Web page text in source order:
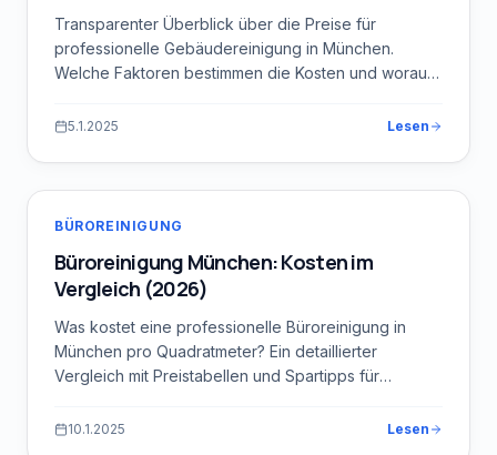
Transparenter Überblick über die Preise für
professionelle Gebäudereinigung in München.
Welche Faktoren bestimmen die Kosten und worauf
5.1.2025 Lesen
BÜROREINIGUNG
Büroreinigung München: Kosten im
Vergleich (2026)
Was kostet eine professionelle Büroreinigung in
München pro Quadratmeter? Ein detaillierter
Vergleich mit Preistabellen und Spartipps für
10.1.2025 Lesen